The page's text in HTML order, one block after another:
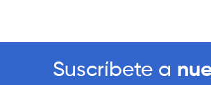
Suscríbete a